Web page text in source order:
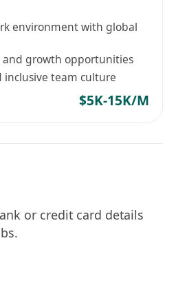
伴
想去实现的人
是因为公司的所做的事和您
签证续约过程中公司需要
下游，公司办公地在深
environment with global
and growth opportunities
inclusive team culture
$5K-15K/M
or credit card details